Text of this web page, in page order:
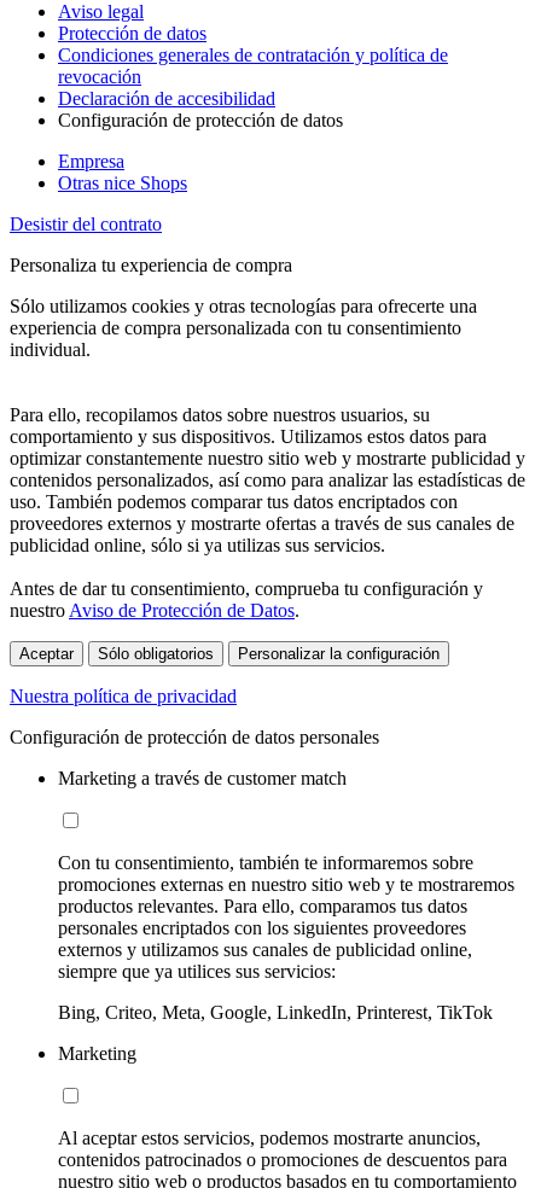
Aviso legal
Protección de datos
Condiciones generales de contratación y política de
revocación
Declaración de accesibilidad
Configuración de protección de datos
Empresa
Otras nice Shops
Desistir del contrato
Personaliza tu experiencia de compra
Sólo utilizamos cookies y otras tecnologías para ofrecerte una
experiencia de compra personalizada con tu consentimiento
individual.
Para ello, recopilamos datos sobre nuestros usuarios, su
comportamiento y sus dispositivos. Utilizamos estos datos para
optimizar constantemente nuestro sitio web y mostrarte publicidad y
contenidos personalizados, así como para analizar las estadísticas de
uso. También podemos comparar tus datos encriptados con
proveedores externos y mostrarte ofertas a través de sus canales de
publicidad online, sólo si ya utilizas sus servicios.
Antes de dar tu consentimiento, comprueba tu configuración y
nuestroAviso de Protección de Datos.
Aceptar Sólo obligatorios Personalizar la configuración
Nuestra política de privacidad
Configuración de protección de datos personales
Marketing a través de customer match
Con tu consentimiento, también te informaremos sobre
promociones externas en nuestro sitio web y te mostraremos
productos relevantes. Para ello, comparamos tus datos
personales encriptados con los siguientes proveedores
externos y utilizamos sus canales de publicidad online,
siempre que ya utilices sus servicios:
Bing, Criteo, Meta, Google, LinkedIn, Printerest, TikTok
Marketing
Al aceptar estos servicios, podemos mostrarte anuncios,
contenidos patrocinados o promociones de descuentos para
nuestro sitio web o productos basados en tu comportamiento